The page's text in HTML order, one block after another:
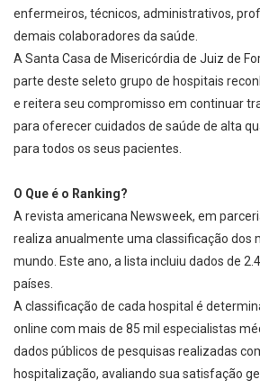
enfermeiros, técnicos, administrativos,
demais colaboradores da saúde.
A Santa Casa de Misericórdia de Juiz de
parte deste seleto grupo de hospitais
e reitera seu compromisso em continuar
para oferecer cuidados de saúde de alta
para todos os seus pacientes.
O Que é o Ranking?
A revista americana Newsweek, em
realiza anualmente uma classificação dos
mundo. Este ano, a lista incluiu dados de
países.
A classificação de cada hospital é
online com mais de 85 mil especialistas
dados públicos de pesquisas realizadas
hospitalização, avaliando sua satisfação